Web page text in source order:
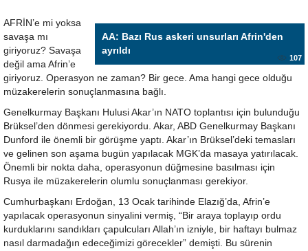
AA: Bazı Rus askeri unsurları Afrin'den
ayrıldı
107
AFRİN’e mi yoksa
savaşa mı
giriyoruz? Savaşa
değil ama Afrin’e
giriyoruz. Operasyon ne zaman? Bir gece. Ama hangi gece olduğu
müzakerelerin sonuçlanmasına bağlı.
Genelkurmay Başkanı Hulusi Akar’ın NATO toplantısı için bulunduğu
Brüksel’den dönmesi gerekiyordu. Akar, ABD Genelkurmay Başkanı
Dunford ile önemli bir görüşme yaptı. Akar’ın Brüksel’deki temasları
ve gelinen son aşama bugün yapılacak MGK’da masaya yatırılacak.
Önemli bir nokta daha, operasyonun düğmesine basılması için
Rusya ile müzakerelerin olumlu sonuçlanması gerekiyor.
Cumhurbaşkanı Erdoğan, 13 Ocak tarihinde Elazığ’da, Afrin’e
yapılacak operasyonun sinyalini vermiş, “Bir araya toplayıp ordu
kurduklarını sandıkları çapulcuları Allah’ın izniyle, bir haftayı bulmaz
nasıl darmadağın edeceğimizi görecekler” demişti. Bu sürenin